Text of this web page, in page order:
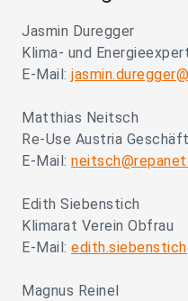
Jasmin Duregger
Klima- und
E-Mail:
Matthias Neitsch
Re-Use Austria
E-Mail:
Edith Siebenstich
Klimarat Verein Obfrau
E-Mail:
Magnus Reinel